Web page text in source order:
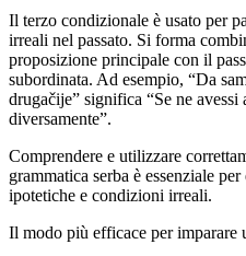
Il terzo condizionale è usato per
irreali nel passato. Si forma
proposizione principale con il
subordinata. Ad esempio, “Da
drugačije” significa “Se ne
diversamente”.
Comprendere e utilizzare
grammatica serba è essenziale
ipotetiche e condizioni irreali.
Il modo più efficace per imparare